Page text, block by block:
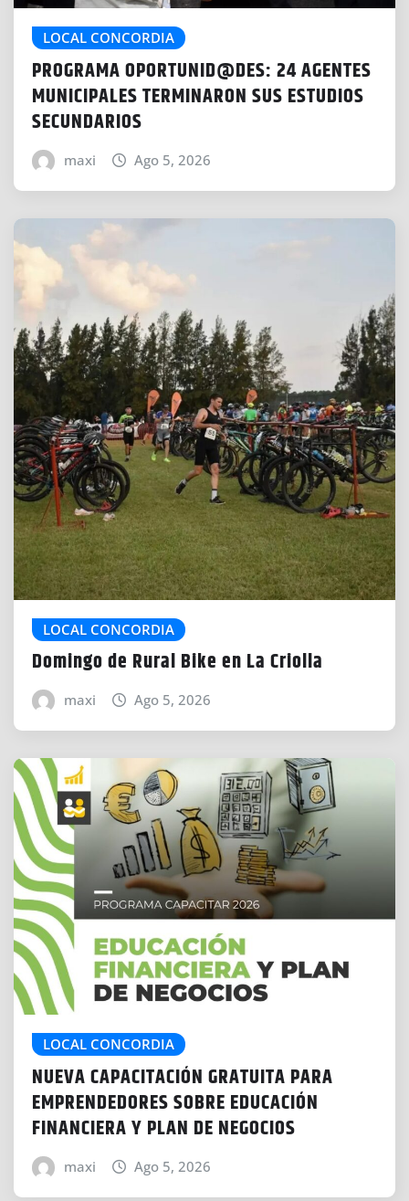
LOCAL CONCORDIA
PROGRAMA OPORTUNID@DES: 24 AGENTES
MUNICIPALES TERMINARON SUS ESTUDIOS
SECUNDARIOS
maxi Ago 5, 2026
LOCAL CONCORDIA
Domingo de Rural Bike en La Criolla
maxi Ago 5, 2026
LOCAL CONCORDIA
NUEVA CAPACITACIÓN GRATUITA PARA
EMPRENDEDORES SOBRE EDUCACIÓN
FINANCIERA Y PLAN DE NEGOCIOS
maxi Ago 5, 2026